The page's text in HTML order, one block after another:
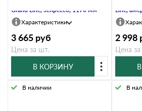
Grand Line, эспрессо, 1170 мм
Характеристики
3 665 руб
Цена за шт.
В КОРЗИНУ
Line,
2 998
Цена
В наличии В